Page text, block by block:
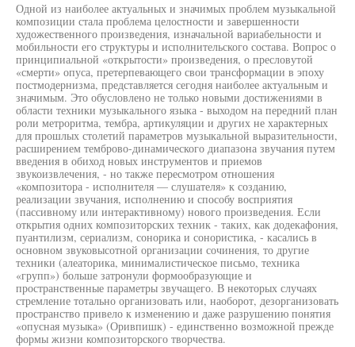
Одной из наиболее актуальных и значимых проблем музыкальной
композиции стала проблема целостности и завершенности
художественного произведения, изначальной вариабельности и
мобильности его структуры и исполнительского состава. Вопрос о
принципиальной «открытости» произведения, о пресловутой
«смерти» опуса, претерпевающего свои трансформации в эпоху
постмодернизма, представляется сегодня наиболее актуальным и
значимым. Это обусловлено не только новыми достижениями в
области техники музыкального языка - выходом на передний план
роли метроритма, тембра, артикуляции и других не характерных
для прошлых столетий параметров музыкальной выразительности,
расширением темброво-динамического диапазона звучания путем
введения в обиход новых инструментов и приемов
звукоизвлечения, - но также пересмотром отношения
«композитора - исполнителя — слушателя» к созданию,
реализации звучания, исполнению и способу восприятия
(пассивному или интерактивному) нового произведения. Если
открытия одних композиторских техник - таких, как додекафония,
пуантилизм, сериализм, сонорика и сонористика, - касались в
основном звуковысотной организации сочинения, то другие
техники (алеаторика, минималистическое письмо, техника
«групп») больше затронули формообразующие и
пространственные параметры звучащего. В некоторых случаях
стремление тотально организовать или, наоборот, дезорганизовать
пространство привело к изменению и даже разрушению понятия
«опусная музыка» (Оривпишк) - единственно возможной прежде
формы жизни композиторского творчества.